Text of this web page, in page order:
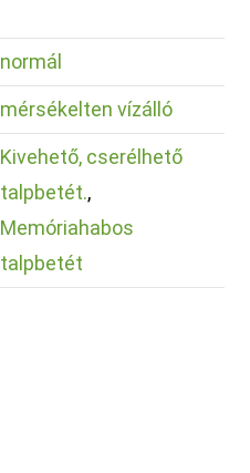
normál
mérsékelten vízálló
Kivehető, cserélhető
talpbetét.,
Memóriahabos
talpbetét